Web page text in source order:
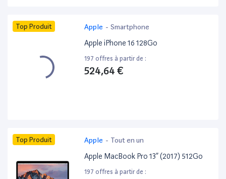
Top Produit Apple - Smartphone
Apple iPhone 16 128Go
197 offres à partir de :
524,64 €
Top Produit Apple - Tout en un
Apple MacBook Pro 13” (2017) 512Go
197 offres à partir de :